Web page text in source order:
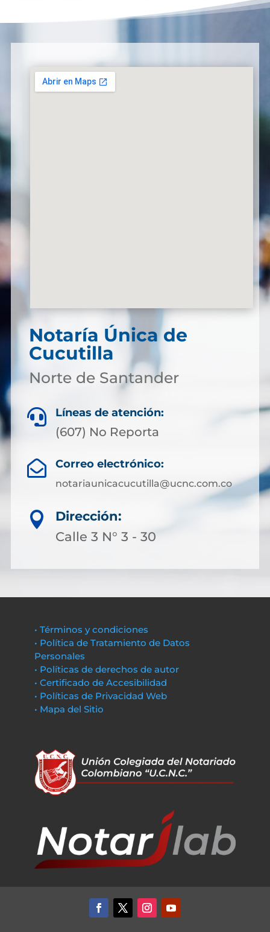
Notaría Única de
Cucutilla
Norte de Santander
 Líneas de atención:
(607) No Reporta
 Correo electrónico:
notariaunicacucutilla@ucnc.com.co

Dirección:
Calle 3 N° 3 - 30
• Términos y condiciones
• Política de Tratamiento de Datos
Personales
• Políticas de derechos de autor
• Certificado de Accesibilidad
• Políticas de Privacidad Web
• Mapa del Sitio